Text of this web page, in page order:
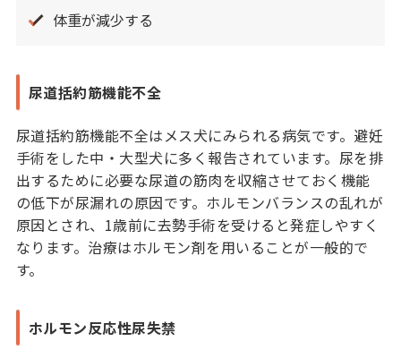
体重が減少する
尿道括約筋機能不全
尿道括約筋機能不全はメス犬にみられる病気です。避妊
手術をした中・大型犬に多く報告されています。尿を排
出するために必要な尿道の筋肉を収縮させておく機能
の低下が尿漏れの原因です。ホルモンバランスの乱れが
原因とされ、1歳前に去勢手術を受けると発症しやすく
なります。治療はホルモン剤を用いることが一般的で
す。
ホルモン反応性尿失禁